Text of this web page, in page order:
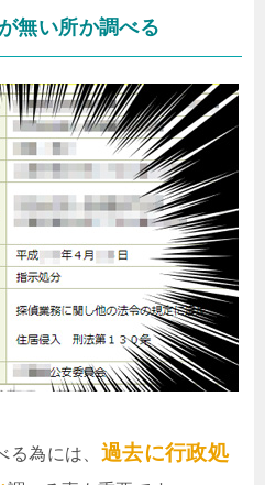
無い所か調べる
る為には、 過去に行政処